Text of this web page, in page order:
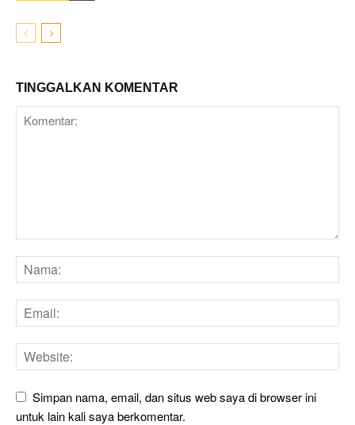
TINGGALKAN KOMENTAR
Simpan nama, email, dan situs web saya di browser ini
untuk lain kali saya berkomentar.